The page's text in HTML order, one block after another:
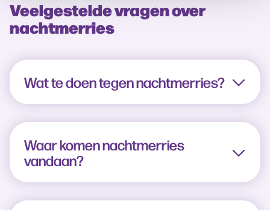
Veelgestelde vragen over
nachtmerries
Wat te doen tegen nachtmerries?
Waar komen nachtmerries
vandaan?